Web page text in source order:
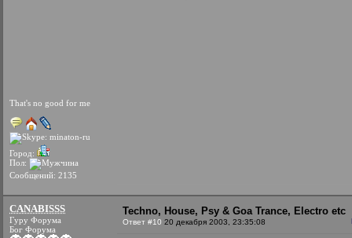
That's no good for me
Город:
Пол:
Сообщений: 2135
CANABISSS
Гуру Форума
Бог Форума
Techno, House, Psy & Goa Trance, Electro etc
Ответ #10 20 декабря 2003, 23:35:08